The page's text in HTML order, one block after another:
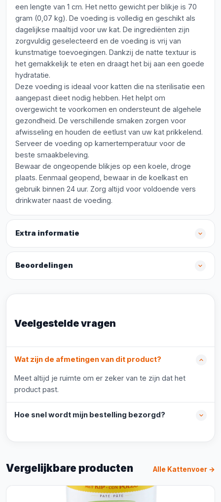
een lengte van 1 cm. Het netto gewicht per blikje is 70
gram (0,07 kg). De voeding is volledig en geschikt als
dagelijkse maaltijd voor uw kat. De ingrediënten zijn
zorgvuldig geselecteerd en de voeding is vrij van
kunstmatige toevoegingen. Dankzij de natte textuur is
het gemakkelijk te eten en draagt het bij aan een goede
hydratatie.
Deze voeding is ideaal voor katten die na sterilisatie een
aangepast dieet nodig hebben. Het helpt om
overgewicht te voorkomen en ondersteunt de algehele
gezondheid. De verschillende smaken zorgen voor
afwisseling en houden de eetlust van uw kat prikkelend.
Serveer de voeding op kamertemperatuur voor de
beste smaakbeleving.
Bewaar de ongeopende blikjes op een koele, droge
plaats. Eenmaal geopend, bewaar in de koelkast en
gebruik binnen 24 uur. Zorg altijd voor voldoende vers
drinkwater naast de voeding.
Extra informatie
Beoordelingen
Veelgestelde vragen
Wat zijn de afmetingen van dit product?
Meet altijd je ruimte om er zeker van te zijn dat het
product past.
Hoe snel wordt mijn bestelling bezorgd?
Vergelijkbare producten Alle Kattenvoer →